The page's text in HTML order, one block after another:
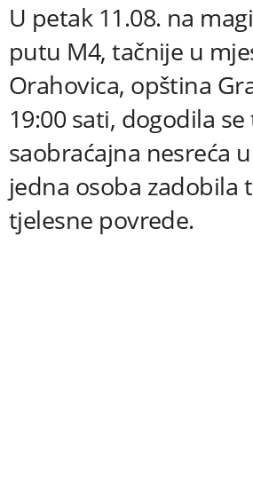
U petak 11.08. na
putu M4, tačnije u
Orahovica, opština
19:00 sati, dogodila se
saobraćajna nesreća
jedna osoba zadobila
tjelesne povrede.